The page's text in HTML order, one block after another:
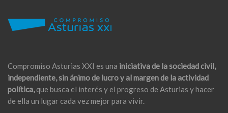
Compromiso Asturias XXI es una iniciativa de la sociedad civil,
independiente, sin ánimo de lucro y al margen de la actividad
política,que busca el interés y el progreso de Asturias y hacer
de ella un lugar cada vez mejor para vivir.